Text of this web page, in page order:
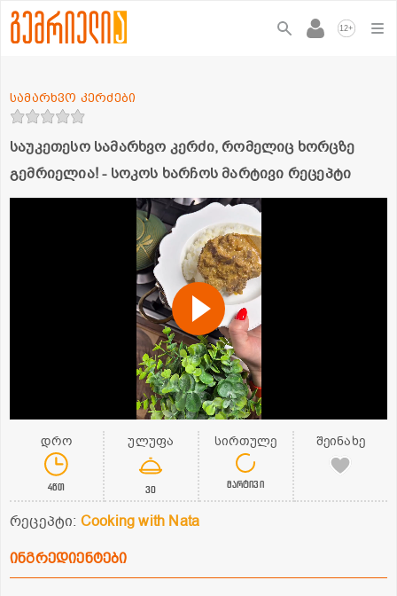
12+
საუკეთესო სამარხვო კერძი, რომელიც ხორცზე
გემრიელია! - სოკოს ხარჩოს მარტივი რეცეპტი
სამარხვო კერძები
დრო
4წთ
ულუფა
30
სირთულე
მარტივი
შეინახე
რეცეპტი: Cooking with Nata
ინგრედიენტები